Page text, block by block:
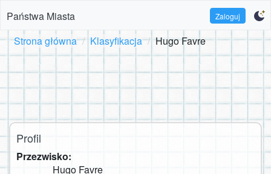
Państwa Miasta Zaloguj
Strona główna Klasyfikacja Hugo Favre
Profil
Przezwisko:
Hugo Favre